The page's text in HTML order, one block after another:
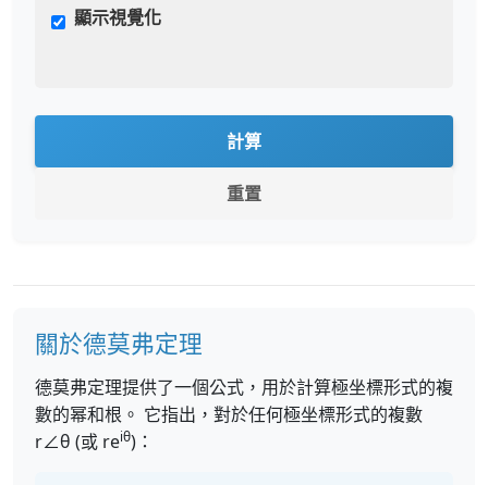
顯示視覺化
計算
重置
關於德莫弗定理
德莫弗定理提供了一個公式，用於計算極坐標形式的複
數的幂和根。 它指出，對於任何極坐標形式的複數
r∠θ (或 reiθ)：